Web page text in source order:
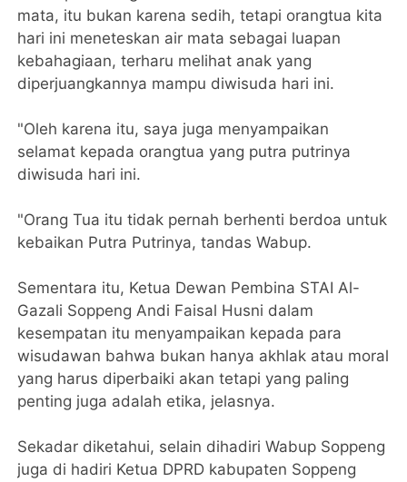
mata, itu bukan karena sedih, tetapi orangtua kita
hari ini meneteskan air mata sebagai luapan
kebahagiaan, terharu melihat anak yang
diperjuangkannya mampu diwisuda hari ini.
"Oleh karena itu, saya juga menyampaikan
selamat kepada orangtua yang putra putrinya
diwisuda hari ini.
"Orang Tua itu tidak pernah berhenti berdoa untuk
kebaikan Putra Putrinya, tandas Wabup.
Sementara itu, Ketua Dewan Pembina STAI Al-
Gazali Soppeng Andi Faisal Husni dalam
kesempatan itu menyampaikan kepada para
wisudawan bahwa bukan hanya akhlak atau moral
yang harus diperbaiki akan tetapi yang paling
penting juga adalah etika, jelasnya.
Sekadar diketahui, selain dihadiri Wabup Soppeng
juga di hadiri Ketua DPRD kabupaten Soppeng